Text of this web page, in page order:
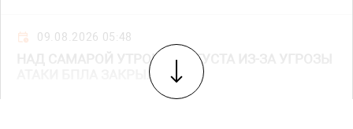
09.08.2026 05:48
НАД САМАРОЙ УТРОМ 9 АВГУСТА ИЗ-ЗА УГРОЗЫ
АТАКИ БПЛА ЗАКРЫЛИ НЕБО